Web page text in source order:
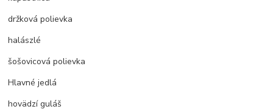
držková polievka
halászlé
šošovicová polievka
Hlavné jedlá
hovädzí guláš